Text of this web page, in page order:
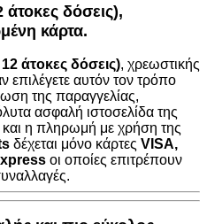
δόσεις),
κάρτα.
άτοκες δόσεις), χρεωστικής
αυτόν τον τρόπο
της παραγγελίας,
ασφαλή ιστοσελίδα της
και η πληρωμή με χρήση της
δέχεται μόνο κάρτες VISA,
οι οποίες επιτρέπουν